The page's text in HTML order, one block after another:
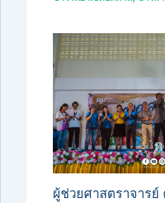
ผู้ช่วยศาสตราจาร